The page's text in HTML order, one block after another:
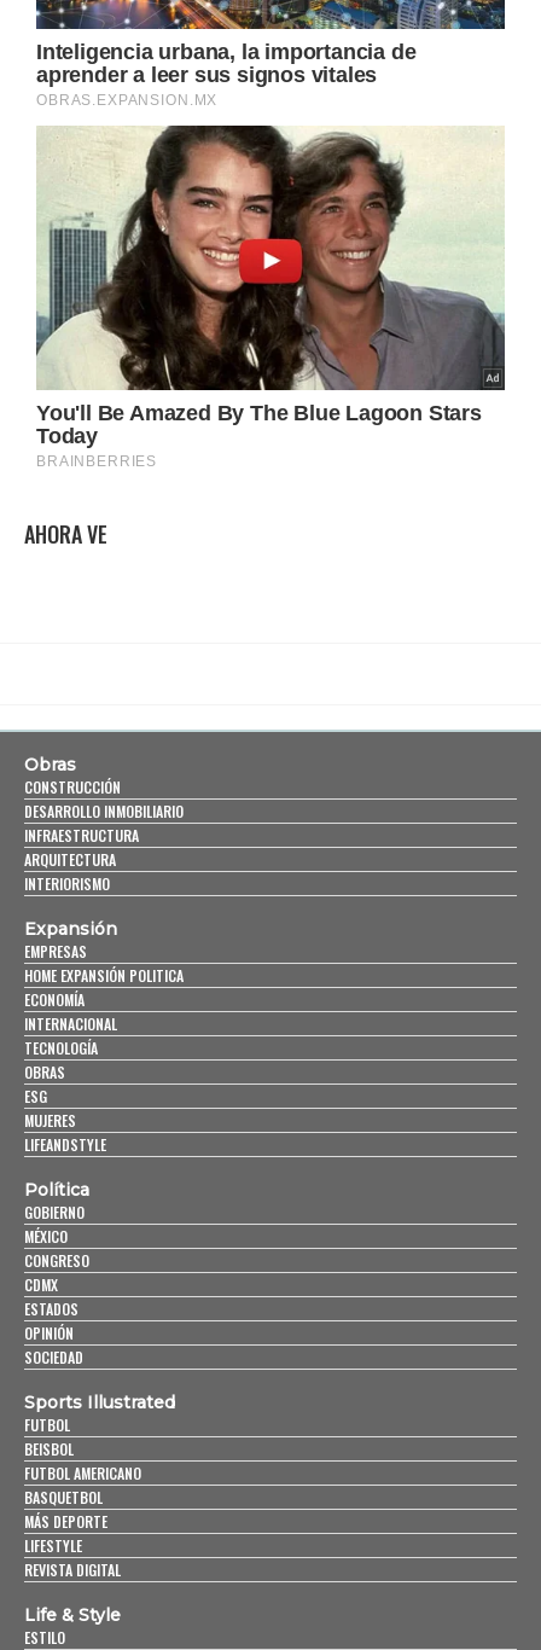
AHORA VE
Obras
CONSTRUCCIÓN
DESARROLLO INMOBILIARIO
INFRAESTRUCTURA
ARQUITECTURA
INTERIORISMO
Expansión
EMPRESAS
HOME EXPANSIÓN POLITICA
ECONOMÍA
INTERNACIONAL
TECNOLOGÍA
OBRAS
ESG
MUJERES
LIFEANDSTYLE
Política
GOBIERNO
MÉXICO
CONGRESO
CDMX
ESTADOS
OPINIÓN
SOCIEDAD
Sports Illustrated
FUTBOL
BEISBOL
FUTBOL AMERICANO
BASQUETBOL
MÁS DEPORTE
LIFESTYLE
REVISTA DIGITAL
Life & Style
ESTILO